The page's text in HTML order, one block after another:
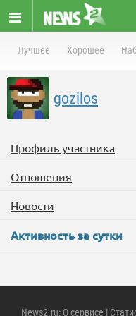
Лучшее Хорошее
gozilos
Профиль участника
Отношения
Новости
Активность за сутки
News2.ru: О сервисе |